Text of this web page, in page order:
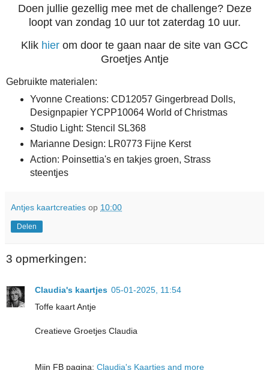
Doen jullie gezellig mee met de challenge? Deze
loopt van zondag 10 uur tot zaterdag 10 uur.
Klik hier om door te gaan naar de site van GCC
Groetjes Antje
Gebruikte materialen:
Yvonne Creations: CD12057 Gingerbread Dolls,
Designpapier YCPP10064 World of Christmas
Studio Light: Stencil SL368
Marianne Design: LR0773 Fijne Kerst
Action: Poinsettia's en takjes groen, Strass
steentjes
Antjes kaartcreaties op 10:00
Delen
3 opmerkingen:
Claudia's kaartjes 05-01-2025, 11:54
Toffe kaart Antje
Creatieve Groetjes Claudia
Mijn FB pagina: Claudia's Kaartjes and more